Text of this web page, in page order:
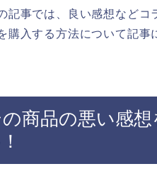
記事では、良い感想など
購入する方法について記事
商品の悪い感